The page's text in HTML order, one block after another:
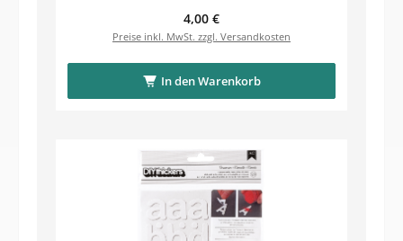
Regulärer Preis:
4,00 €
Preise inkl. MwSt. zzgl. Versandkosten
In den Warenkorb